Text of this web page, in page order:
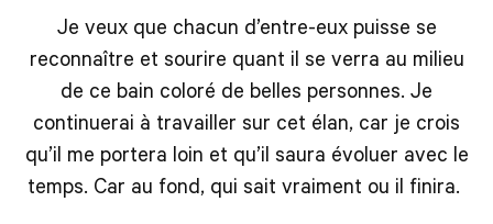
Je veux que chacun d’entre-eux puisse se
reconnaître et sourire quant il se verra au milieu
de ce bain coloré de belles personnes. Je
continuerai à travailler sur cet élan, car je crois
qu’il me portera loin et qu’il saura évoluer avec le
temps. Car au fond, qui sait vraiment ou il finira.